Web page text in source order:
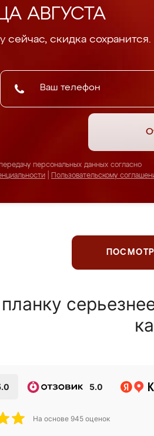
АВГУСТА
сейчас, скидка сохранится.
персональных данных согласно
Пользовательскому
5.0
На основе 945 оценок